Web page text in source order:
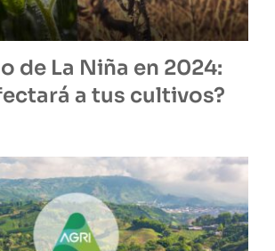
de La Niña en 2024:
a tus cultivos?